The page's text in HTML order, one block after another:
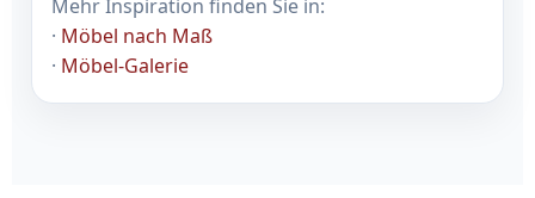
Mehr Inspiration finden Sie in:
· Möbel nach Maß
· Möbel-Galerie